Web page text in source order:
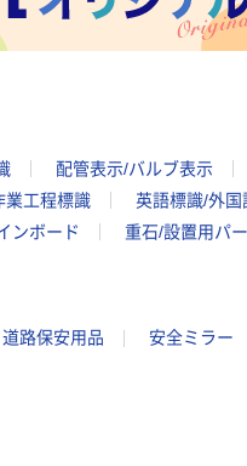
配管表示/バルブ表示
業工程標識 英語標識/外国
ンボード 重石/設置用パ
道路保安用品 安全ミラー